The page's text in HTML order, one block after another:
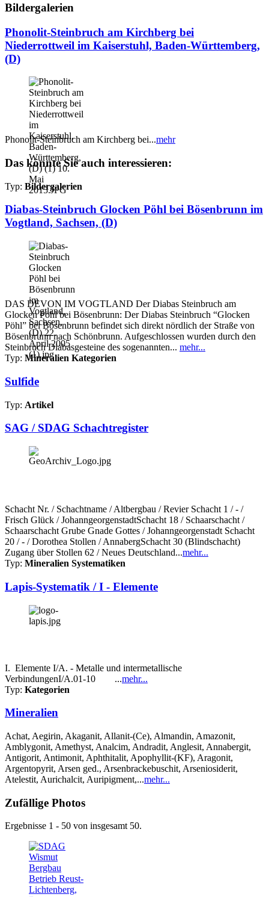
Bildergalerien
Phonolit-Steinbruch am Kirchberg bei
Niederrottweil im Kaiserstuhl, Baden-Württemberg,
(D)
Phonolit-Steinbruch am Kirchberg bei...mehr
Das könnte Sie auch interessieren:
Typ: Bildergalerien
Diabas-Steinbruch Glocken Pöhl bei Bösenbrunn im
Vogtland, Sachsen, (D)
DAS DEVON IM VOGTLAND Der Diabas Steinbruch am
Glocken Pöhl bei Bösenbrunn: Der Diabas Steinbruch “Glocken
Pöhl” bei Bösenbrunn befindet sich direkt nördlich der Straße von
Bösenbrunn nach Schönbrunn. Aufgeschlossen wurden durch den
Steinbruch Diabasgesteine des sogenannten... mehr...
Typ: Mineralien Kategorien
Sulfide
Typ: Artikel
SAG / SDAG Schachtregister
Schacht Nr. / Schachtname / Altbergbau / Revier Schacht 1 / - /
Frisch Glück / JohanngeorgenstadtSchacht 18 / Schaarschacht /
Schaarschacht Grube Gnade Gottes / Johanngeorgenstadt Schacht
20 / - / Dorothea Stollen / AnnabergSchacht 30 (Blindschacht)
Zugang über Stollen 62 / Neues Deutschland...mehr...
Typ: Mineralien Systematiken
Lapis-Systematik / I - Elemente
I. Elemente I/A. - Metalle und intermetallische
VerbindungenI/A.01-10 ...mehr...
Typ: Kategorien
Mineralien
Achat, Aegirin, Akaganit, Allanit-(Ce), Almandin, Amazonit,
Amblygonit, Amethyst, Analcim, Andradit, Anglesit, Annabergit,
Antigorit, Antimonit, Aphthitalit, Apophyllit-(KF), Aragonit,
Argentopyrit, Arsen ged., Arsenbrackebuschit, Arseniosiderit,
Atelestit, Aurichalcit, Auripigment,...mehr...
Zufällige Photos
Ergebnisse 1 - 50 von insgesamt 50.